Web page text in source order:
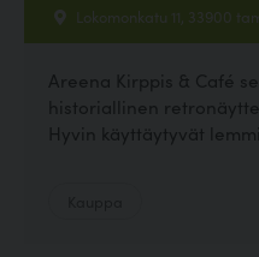
Lokomonkatu 11, 33900
Areena Kirppis & Café
historiallinen
Hyvin käyttäytyvät